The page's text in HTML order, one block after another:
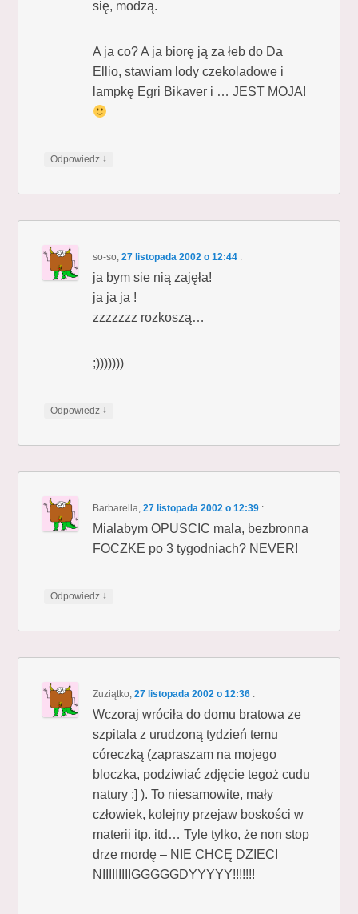
się, modzą.
A ja co? A ja biorę ją za łeb do Da
Ellio, stawiam lody czekoladowe i
lampkę Egri Bikaver i … JEST MOJA!
Odpowiedz ↓
so-so,27 listopada 2002 o 12:44 :
ja bym sie nią zajęła!
ja ja ja !
zzzzzzz rozkoszą…
;)))))))
Odpowiedz ↓
Barbarella,27 listopada 2002 o 12:39 :
Mialabym OPUSCIC mala, bezbronna
FOCZKE po 3 tygodniach? NEVER!
Odpowiedz ↓
Zuziątko,27 listopada 2002 o 12:36 :
Wczoraj wróciła do domu bratowa ze
szpitala z urudzoną tydzień temu
córeczką (zapraszam na mojego
bloczka, podziwiać zdjęcie tegoż cudu
natury ;] ). To niesamowite, mały
człowiek, kolejny przejaw boskości w
materii itp. itd… Tyle tylko, że non stop
drze mordę – NIE CHCĘ DZIECI
NIIIIIIIIIGGGGGDYYYYY!!!!!!!